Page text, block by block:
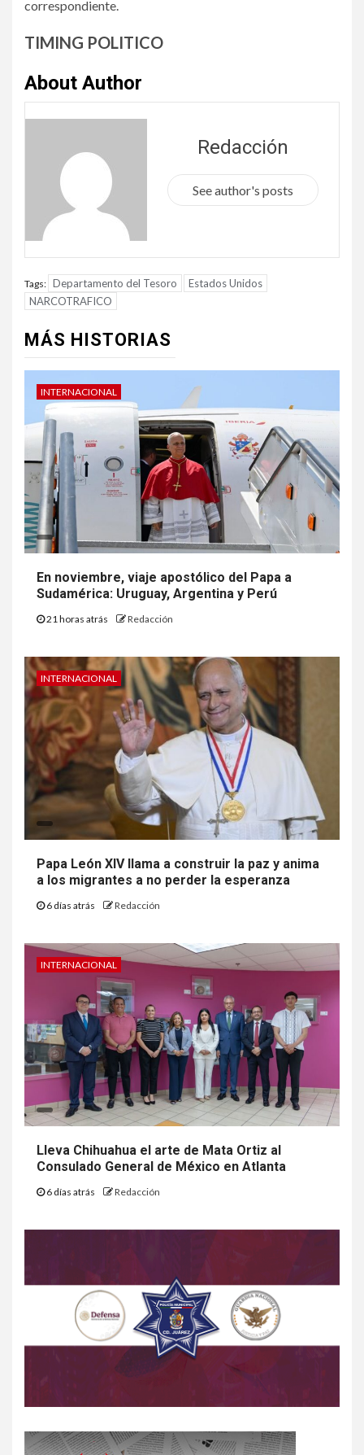
correspondiente.
TIMING POLITICO
About Author
Redacción
See author's posts
Tags: Departamento del Tesoro
Estados Unidos
NARCOTRAFICO
MÁS HISTORIAS
INTERNACIONAL
En noviembre, viaje apostólico del Papa a
Sudamérica: Uruguay, Argentina y Perú
21 horas atrás Redacción
INTERNACIONAL
Papa León XIV llama a construir la paz y anima
a los migrantes a no perder la esperanza
6 días atrás Redacción
INTERNACIONAL
Lleva Chihuahua el arte de Mata Ortiz al
Consulado General de México en Atlanta
6 días atrás Redacción